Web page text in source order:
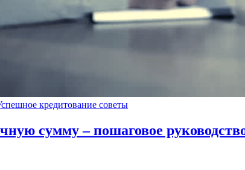
кредитование советы
сумму – пошаговое